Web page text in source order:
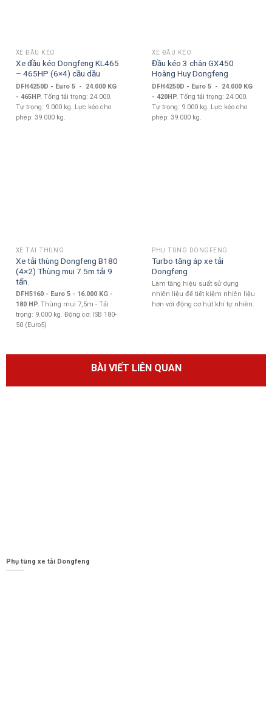
XE ĐẦU KÉO
Xe đầu kéo Dongfeng KL465
– 465HP (6×4) cầu dầu
DFH4250D - Euro 5 - 24.000 KG
- 465HP. Tổng tải trọng: 24.000.
Tự trọng: 9.000 kg. Lực kéo cho
phép: 39.000 kg.
XE ĐẦU KÉO
Đầu kéo 3 chân GX450
Hoàng Huy Dongfeng
DFH4250D - Euro 5 - 24.000 KG
- 420HP.Tổng tải trọng: 24.000.
Tự trọng: 9.000 kg. Lực kéo cho
phép: 39.000 kg.
XE TẢI THÙNG
Xe tải thùng Dongfeng B180
(4×2) Thùng mui 7.5m tải 9
tấn.
DFH5160 - Euro 5 - 16.000 KG -
180 HP. Thùng mui 7,5m - Tải
trọng: 9.000 kg. Động cơ: ISB 180-
50 (Euro5)
PHỤ TÙNG DONGFENG
Turbo tăng áp xe tải
Dongfeng
Làm tăng hiệu suất sử dụng
nhiên liệu để tiết kiệm nhiên liệu
hơn với động cơ hút khí tự nhiên.
BÀI VIẾT LIÊN QUAN
Phụ tùng xe tải Dongfeng